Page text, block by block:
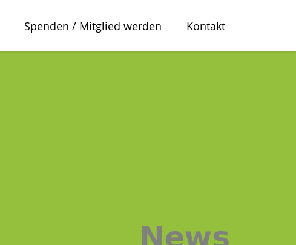
Spenden / Mitglied werden Kontakt